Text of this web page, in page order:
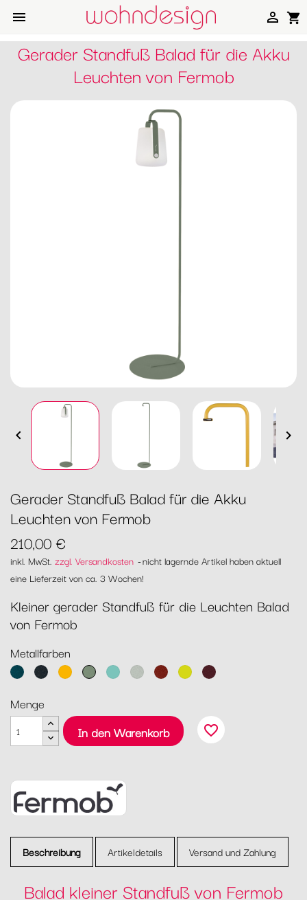
 shopping_cart

Gerader Standfuß Balad für die Akku
Leuchten von Fermob
 
Gerader Standfuß Balad für die Akku
Leuchten von Fermob
210,00 €
inkl. MwSt. zzgl. Versandkosten nicht lagernde Artikel haben aktuell
eine Lieferzeit von ca. 3 Wochen!
Kleiner gerader Standfuß für die Leuchten Balad
von Fermob
Metallfarben
Acapulcoblau
AnthrazitHonigKaktusLaguneLehmgrau
OckerEisenkrautSchwarzkirsche
Menge
In den Warenkorb
favorite_border
Beschreibung Artikeldetails Versand und Zahlung
Balad kleiner Standfuß von Fermob